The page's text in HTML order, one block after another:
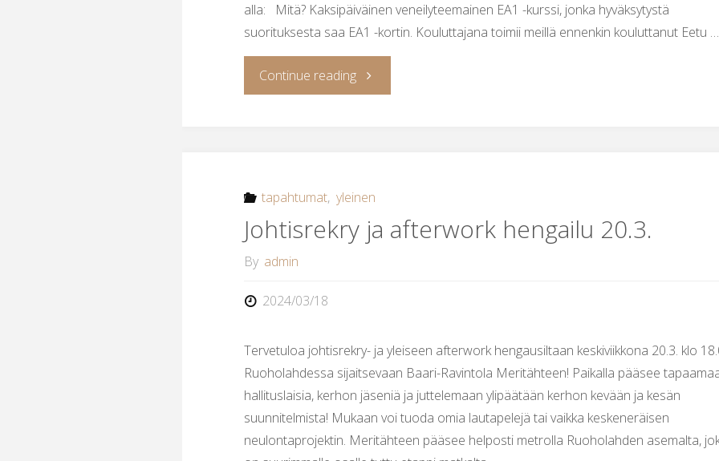
alla: Mitä? Kaksipäiväinen veneilyteemainen EA1 -kurssi, jonka hyväksytystä
suorituksesta saa EA1 -kortin. Kouluttajana toimii meillä ennenkin kouluttanut Eetu …
Continue reading"Ilmoittautuminen
kurssille
tapahtumat, yleinen
Johtisrekry ja afterwork hengailu 20.3.
By admin
2024/03/18
Tervetuloa johtisrekry- ja yleiseen afterwork hengausiltaan keskiviikkona 20.3. klo
Ruoholahdessa sijaitsevaan Baari-Ravintola Meritähteen! Paikalla pääsee
hallituslaisia, kerhon jäseniä ja juttelemaan ylipäätään kerhon kevään ja kesän
suunnitelmista! Mukaan voi tuoda omia lautapelejä tai vaikka keskeneräisen
neulontaprojektin. Meritähteen pääsee helposti metrolla Ruoholahden asemalta,